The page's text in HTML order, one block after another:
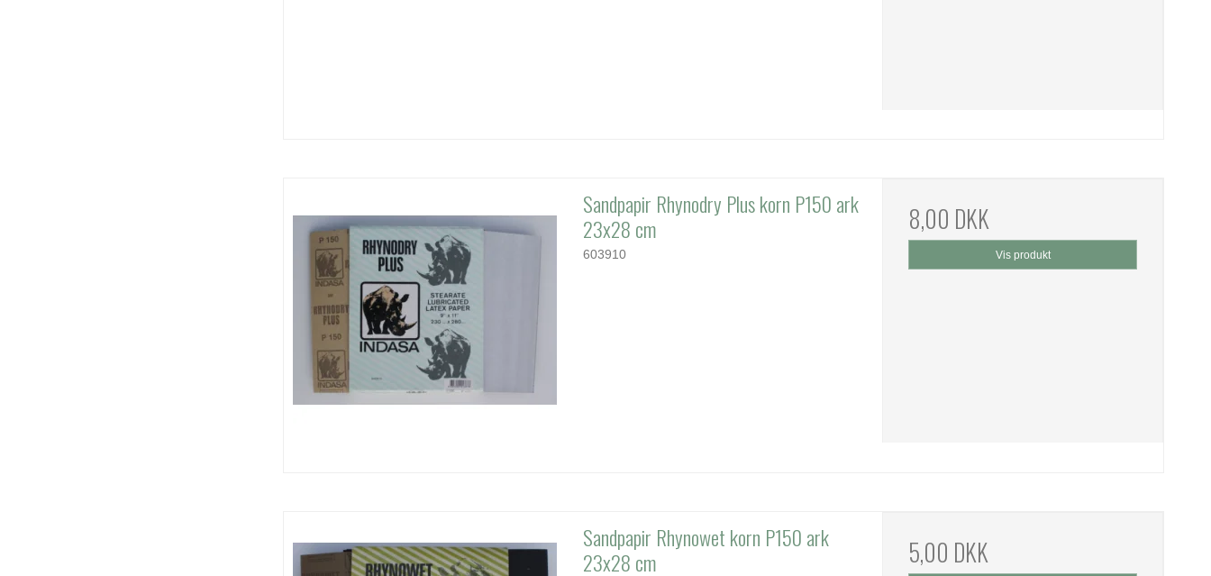
Sandpapir Rhynodry Plus korn P150 ark
23x28 cm
603910
8,00 DKK
Vis produkt
Sandpapir Rhynowet korn P150 ark
23x28 cm
5,00 DKK